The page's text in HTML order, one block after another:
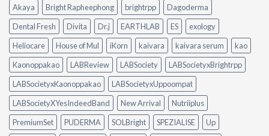
คราบ
น้ำมัน
แบบ
ไม่
ต้อง
ออกแรง
ขัด
ต่าง
กัน
อย่างไร?
ใช้
อะไร
ดี
ให้
เหมาะ
กับ
บ้าน
ของ
คุณ
Akaya Bright Rapheephong brightrpp
Dagoderma
Dental Fresh
Divita Dr.j EARTHLAB ES
exology
Heliocare
House of Mul iKorn kaivara kaivara serum
kao
Kaonoppakao
LABReview LABSociety
LABSocietyxBrightrpp
LABSocietyxKaonoppakao
LABSocietyxUppoompat
LABSocietyXYesIndeedBand
New Arrival
Nutriiplus
PremiumSet
PUDERMA SOLBright SPEZIALISE
Up